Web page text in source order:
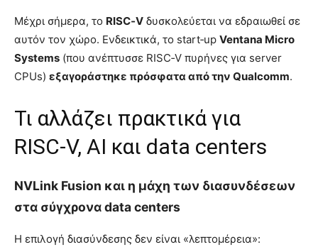
Μέχρι σήμερα, το RISC‑V δυσκολεύεται να εδραιωθεί σε
αυτόν τον χώρο. Ενδεικτικά, το start‑up Ventana Micro
Systems (που ανέπτυσσε RISC‑V πυρήνες για server
CPUs) εξαγοράστηκε πρόσφατα από την Qualcomm.
Τι αλλάζει πρακτικά για
RISC‑V, AI και data centers
NVLink Fusion και η μάχη των διασυνδέσεων
στα σύγχρονα data centers
Η επιλογή διασύνδεσης δεν είναι «λεπτομέρεια»: